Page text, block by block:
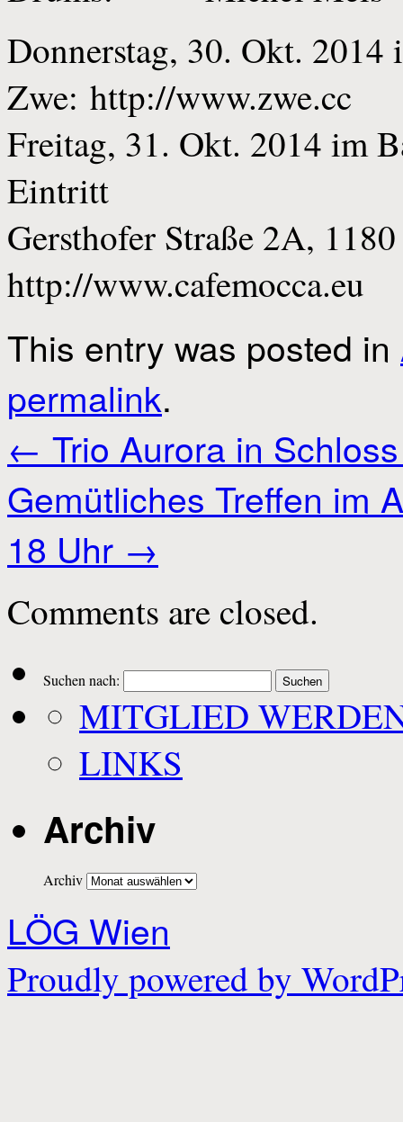
Donnerstag, 30. Okt. 2014
Zwe: http://www.zwe.cc
Freitag, 31. Okt. 2014 im
Eintritt
Gersthofer Straße 2A,
http://www.cafemocca.eu
This entry was posted in
permalink.
← Trio Aurora in
Gemütliches Treffen im
18 Uhr →
Comments are closed.
Suchen nach:
MITGLIED
LINKS
Archiv
Archiv
LÖG Wien
Proudly powered by